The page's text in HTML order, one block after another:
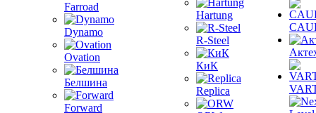
Farroad
Dynamo
Ovation
Белшина
Forward
Hartung
R-Steel
КиК
Replica